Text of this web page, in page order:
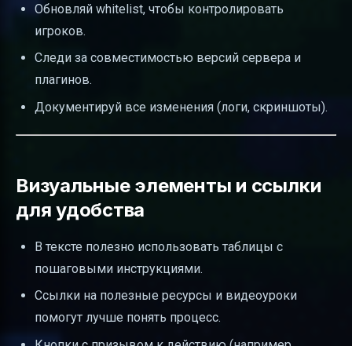
Обновляй whitelist, чтобы контролировать
игроков.
Следи за совместимостью версий сервера и
плагинов.
Документируй все изменения (логи, скриншоты).
Визуальные элементы и ссылки
для удобства
В тексте полезно использовать таблицы с
пошаговыми инструкциями.
Ссылки на полезные ресурсы и видеоуроки
помогут лучше понять процесс.